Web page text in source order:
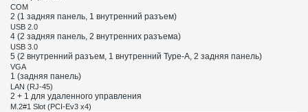
COM
2 (1 задняя панель, 1 внутренний разъем)
USB 2.0
4 (2 задняя панель, 2 внутренних разъема)
USB 3.0
5 (2 внутренний разъем, 1 внутренний Type-A, 2 задняя панель)
VGA
1 (задняя панель)
LAN (RJ-45)
2 + 1 для удаленного управления
M.2#1 Slot (PCI-Ev3 x4)